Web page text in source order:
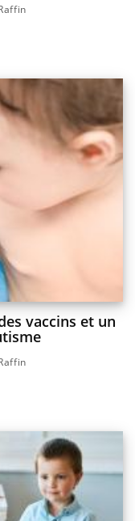
vaccins et un